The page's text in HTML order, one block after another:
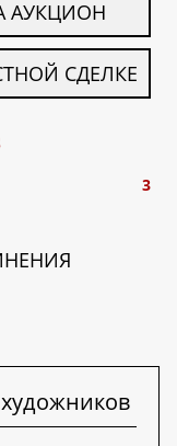
АУКЦИОН
СДЕЛКЕ
3